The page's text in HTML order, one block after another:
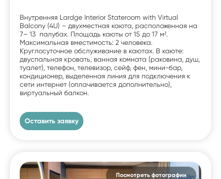
Внутренняя Lardge Interior Stateroom with Virtual
Balcony (4U) – двухместная каюта, расположенная на
7– 13 палубах. Площадь каюты от 15 до 17 м².
Максимальная вместимость: 2 человека.
Круглосуточное обслуживание в каютах. В каюте:
двуспальная кровать, ванная комната (раковина, душ,
туалет), телефон, телевизор, сейф, фен, мини-бар,
кондиционер, выделенная линия для подключения к
сети интернет (оплачивается дополнительно),
виртуальный балкон.
Оставить заявку
Посмотреть фотографии